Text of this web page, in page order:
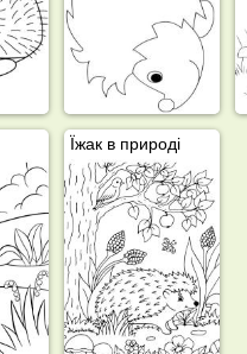
Їжак в природі